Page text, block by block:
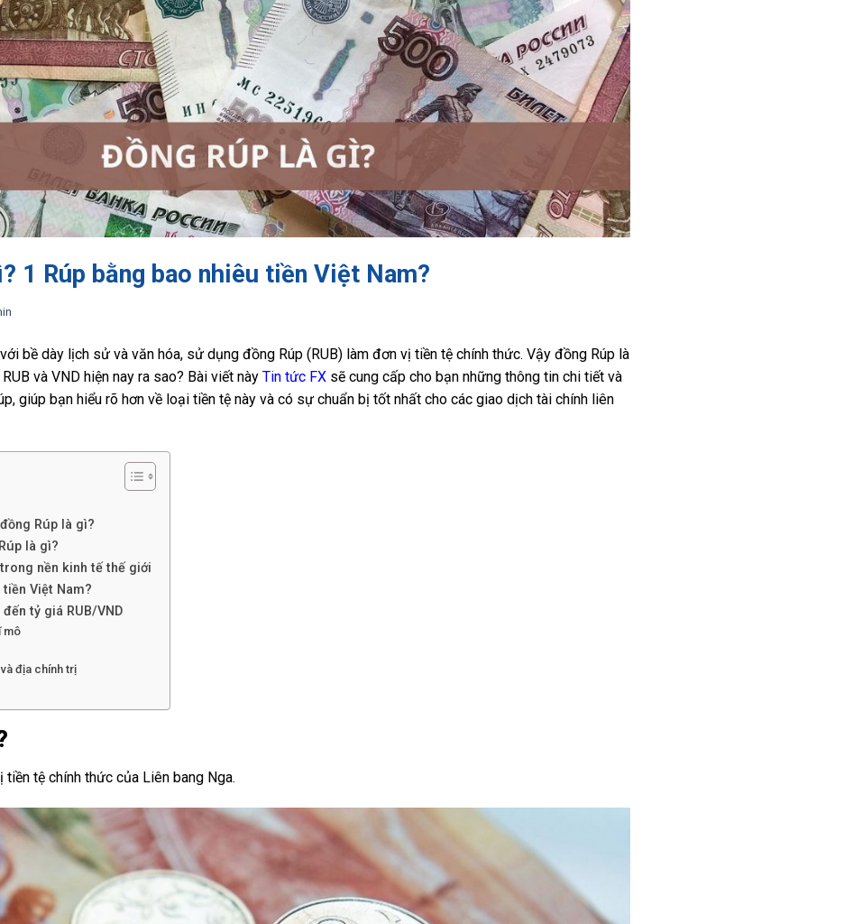
1 Rúp bằng bao nhiêu tiền Việt Nam?
bề dày lịch sử và văn hóa, sử dụng đồng Rúp (RUB) làm đơn vị tiền tệ chính thức. Vậy đồng Rúp là
và VND hiện nay ra sao? Bài viết này Tin tức FX sẽ cung cấp cho bạn những thông tin chi tiết và
giúp bạn hiểu rõ hơn về loại tiền tệ này và có sự chuẩn bị tốt nhất cho các giao dịch tài chính liên
Rúp là gì?
là gì?
nền kinh tế thế giới
Việt Nam?
tỷ giá RUB/VND
mô
địa chính trị
tiền tệ chính thức của Liên bang Nga.